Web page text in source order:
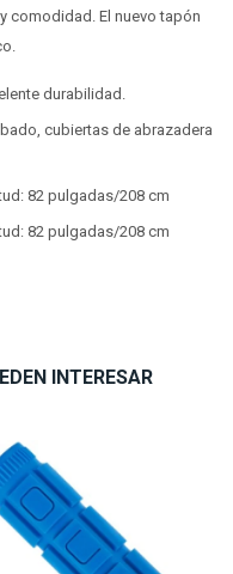
comodidad. El nuevo tapón
durabilidad.
cubiertas de abrazadera
82 pulgadas/208 cm
82 pulgadas/208 cm
INTERESAR